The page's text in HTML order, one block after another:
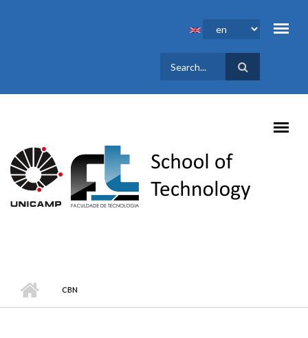
SEARCH
FORM
CBN